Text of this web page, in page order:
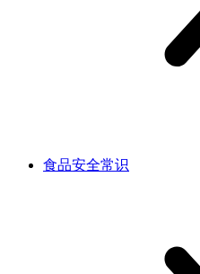
食品安全常识